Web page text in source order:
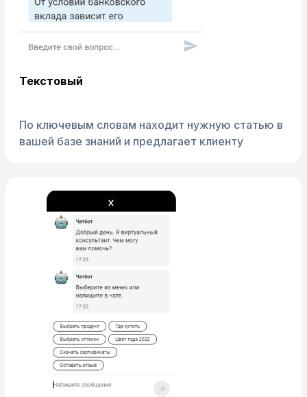
Текстовый
По ключевым словам находит нужную статью в
вашей базе знаний и предлагает клиенту